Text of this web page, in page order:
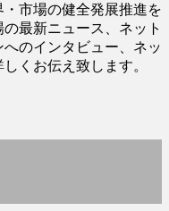
市場の健全発展推進を
最新ニュース、ネット
のインタビュー、ネッ
くお伝え致します。